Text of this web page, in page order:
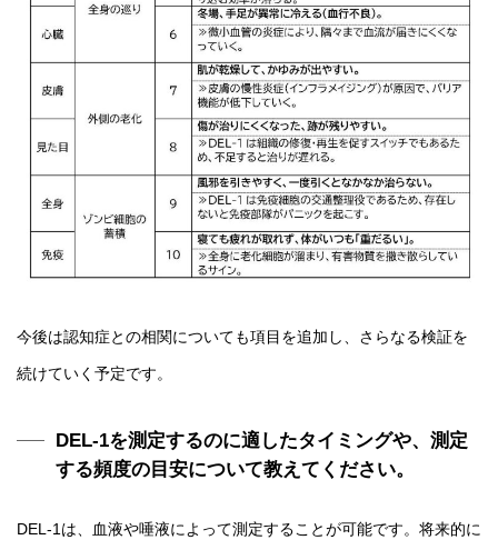
今後は認知症との相関についても項目を追加し、さらなる検証を
続けていく予定です。
DEL-1を測定するのに適したタイミングや、測定
する頻度の目安について教えてください。
DEL-1は、血液や唾液によって測定することが可能です。将来的に